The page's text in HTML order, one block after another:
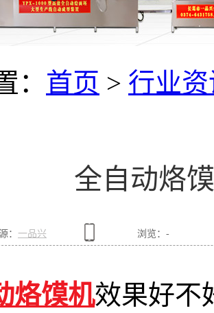
： 首页 > 行业
全自动烙
： 一品兴 浏览： -
烙馍机效果好不